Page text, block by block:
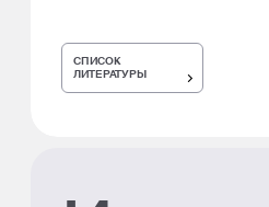
СПИСОК
ЛИТЕРАТУРЫ